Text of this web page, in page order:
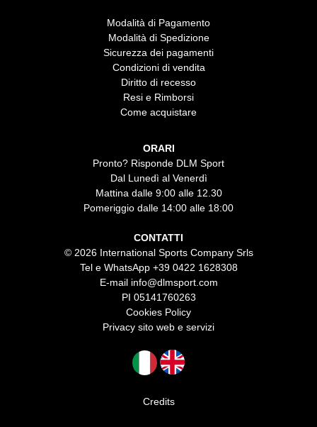
Modalità di Pagamento
Modalità di Spedizione
Sicurezza dei pagamenti
Condizioni di vendita
Diritto di recesso
Resi e Rimborsi
Come acquistare
ORARI
Pronto? Risponde DLM Sport
Dal Lunedì al Venerdì
Mattina dalle 9:00 alle 12.30
Pomeriggio dalle 14:00 alle 18:00
CONTATTI
© 2026 International Sports Company Srls
Tel e WhatsApp +39 0422 1628308
E-mail info@dlmsport.com
PI 05141760263
Cookies Policy
Privacy sito web e servizi
Credits